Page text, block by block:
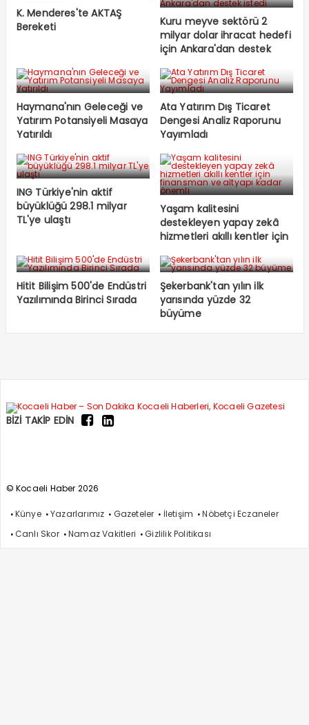
K. Menderes'te AKTAŞ
Bereketi
Kuru meyve sektörü 2
milyar dolar ihracat hedefi
için Ankara'dan destek
Haymana'nın Geleceği ve
Yatırım Potansiyeli Masaya
Yatırıldı
Ata Yatırım Dış Ticaret
Dengesi Analiz Raporunu
Yayımladı
ING Türkiye'nin aktif
büyüklüğü 298.1 milyar
TL'ye ulaştı
Yaşam kalitesini
destekleyen yapay zekâ
hizmetleri akıllı kentler için
kadar önemli
Hitit Bilişim 500'de Endüstri
Yazılımında Birinci Sırada
Şekerbank'tan yılın ilk
yarısında yüzde 32
büyüme
BİZİ TAKİP EDİN
© Kocaeli Haber 2026
Künye Yazarlarımız Gazeteler İletişim
Nöbetçi Eczaneler
Canlı Skor
Namaz Vakitleri Gizlilik Politikası